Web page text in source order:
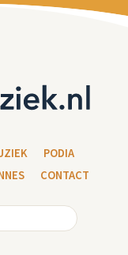
PODIA
CONTACT